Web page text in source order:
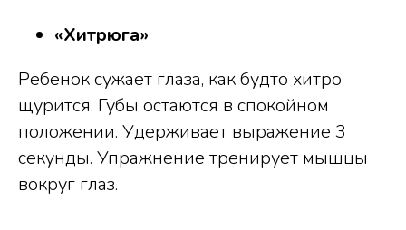
«Хитрюга»
Ребенок сужает глаза, как будто хитро
щурится. Губы остаются в спокойном
положении. Удерживает выражение 3
секунды. Упражнение тренирует мышцы
вокруг глаз.